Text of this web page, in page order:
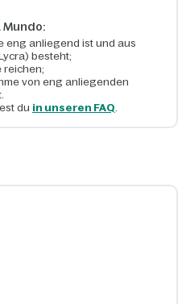
eng anliegend ist und aus
besteht;
reichen;
von eng anliegenden
du in unseren FAQ.